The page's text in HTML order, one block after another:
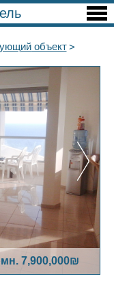
объект
7,900,000₪